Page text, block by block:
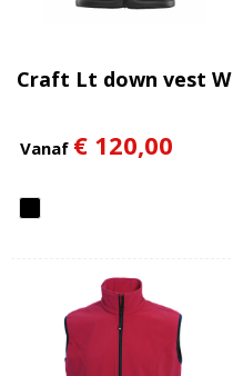
Craft Lt down vest W
Vanaf € 120,00